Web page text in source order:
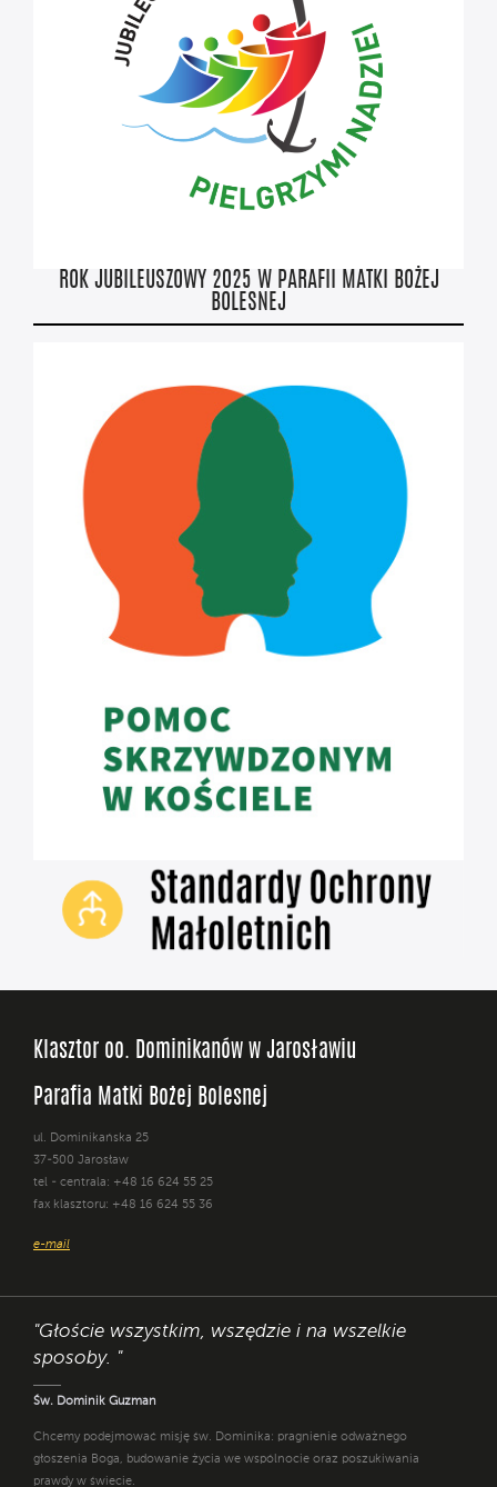
ROK JUBILEUSZOWY 2025 W PARAFII MATKI BOŻEJ
BOLESNEJ
Klasztor oo. Dominikanów w Jarosławiu
Parafia Matki Bożej Bolesnej
ul. Dominikańska 25
37-500 Jarosław
tel - centrala: +48 16 624 55 25
fax klasztoru: +48 16 624 55 36
e-mail
"Głoście wszystkim, wszędzie i na wszelkie
sposoby. "
Św. Dominik Guzman
Chcemy podejmować misję św. Dominika: pragnienie odważnego
głoszenia Boga, budowanie życia we wspólnocie oraz poszukiwania
prawdy w świecie.